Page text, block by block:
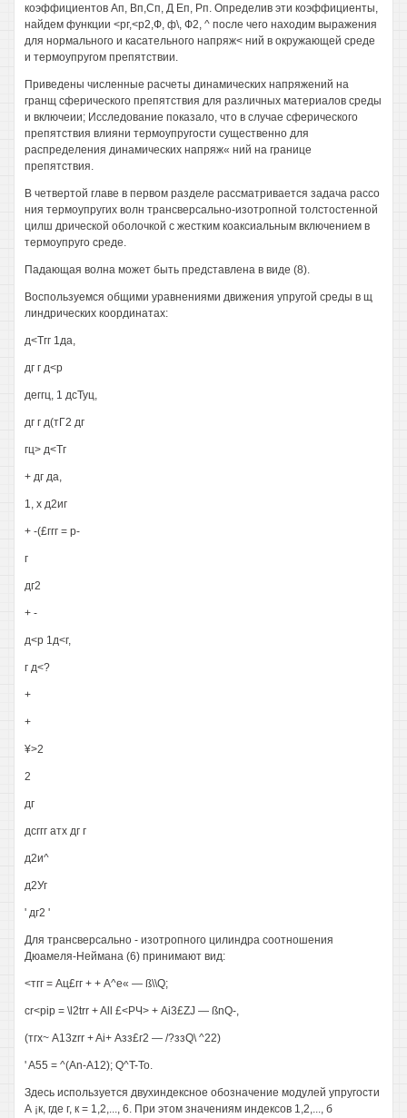
коэффициентов Ап, Вп,Сп, Д Еп, Рп. Определив эти коэффициенты,
найдем функции <рг,<р2,Ф, ф\, Ф2, ^ после чего находим выражения
для нормального и касательного напряж< ний в окружающей среде
и термоупругом препятствии.
Приведены численные расчеты динамических напряжений на
гранщ сферического препятствия для различных материалов среды
и включеии; Исследование показало, что в случае сферического
препятствия влияни термоупругости существенно для
распределения динамических напряж« ний на границе
препятствия.
В четвертой главе в первом разделе рассматривается задача рассо
ния термоупругих волн трансверсально-изотропной толстостенной
цилш дрической оболочкой с жестким коаксиальным включением в
термоупруго среде.
Падающая волна может быть представлена в виде (8).
Воспользуемся общими уравнениями движения упругой среды в щ
линдрических координатах:
д<Тгг 1да,
дг г д<р
деггц, 1 дсТуц,
дг г д(тГ2 дг
гц> д<Тг
+ дг да,
1, х д2иг
+ -(£ггг = р-
г
дг2
+ -
д<р 1д<г,
г д<?
+
+
¥>2
2
дг
дсггг атх дг г
д2и^
д2Уг
' дг2 '
Для трансверсально - изотропного цилиндра соотношения
Дюамеля-Неймана (6) принимают вид:
<тгг = Ац£гг + + А^е« — ß\\Q;
cr<pip = \l2trr + All £<РЧ> + Ai3£ZJ — ßnQ-,
(тгх~ A13zrr + Ai+ Азз£г2 — /?ззQ\ ^22)
' A55 = ^(An-A12); Q^T-To.
Здесь используется двухиндексное обозначение модулей упругости
А ¡к, где г, к = 1,2,..., 6. При этом значениям индексов 1,2,..., б